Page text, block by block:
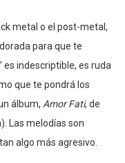
metal o el post-metal,
para que te
es indescriptible, es ruda
que te pondrá los
álbum, Amor Fati, de
Las melodías son
algo más agresivo.